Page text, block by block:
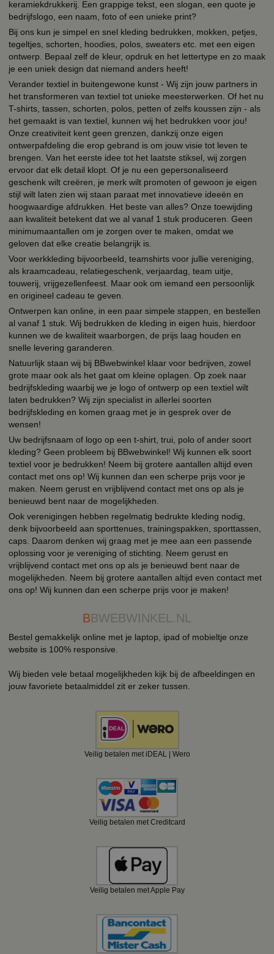
keramiekdrukkerij. Een grappige tekst, een slogan, een quote je
bedrijfslogo, een naam, foto of een unieke print?
Bij ons kun je simpel en snel kleding bedrukken, mokken, petjes,
tegeltjes, schorten, hoodies, polos, sweaters etc. met een eigen
ontwerp. Bepaal zelf de kleur, opdruk en het lettertype en zo maak
je een uniek design dat niemand anders heeft!
Verander textiel in buitengewone kunst - Wij zijn jouw partners in
het transformeren van textiel tot unieke meesterwerken. Of het nu
T-shirts, tassen, schorten, polos, petten of zelfs koussen zijn - als
het gemaakt is van textiel, kunnen wij het bedrukken voor jou!
Onze creativiteit kent geen grenzen, dankzij onze eigen
ontwerpafdeling die erop gebrand is om jouw visie tot leven te
brengen. Van het eerste idee tot het laatste stiksel, wij zorgen
ervoor dat elk detail klopt. Of je nu een gepersonaliseerd
geschenk wilt creëren, je merk wilt promoten of gewoon je eigen
stijl wilt laten zien wij staan paraat met innovatieve ideeën en
hoogwaardige afdrukken. Het beste van alles? Onze toewijding
aan kwaliteit betekent dat we al vanaf 1 stuk produceren. Geen
minimumaantallen om je zorgen over te maken, omdat we
geloven dat elke creatie belangrijk is.
Voor werkkleding bijvoorbeeld, teamshirts voor jullie vereniging,
als kraamcadeau, relatiegeschenk, verjaardag, team uitje,
touwerij, vrijgezellenfeest. Maar ook om iemand een persoonlijk
en origineel cadeau te geven.
Ontwerpen kan online, in een paar simpele stappen, en bestellen
al vanaf 1 stuk. Wij bedrukken de kleding in eigen huis, hierdoor
kunnen we de kwaliteit waarborgen, de prijs laag houden en
snelle levering garanderen.
Natuurlijk staan wij bij BBwebwinkel klaar voor bedrijven, zowel
grote maar ook als het gaat om kleine oplagen. Op zoek naar
bedrijfskleding waarbij we je logo of ontwerp op een textiel wilt
laten bedrukken? Wij zijn specialist in allerlei soorten
bedrijfskleding en komen graag met je in gesprek over de
wensen!
Uw bedrijfsnaam of logo op een t-shirt, trui, polo of ander soort
kleding? Geen probleem bij BBwebwinkel! Wij kunnen elk soort
textiel voor je bedrukken! Neem bij grotere aantallen altijd even
contact met ons op! Wij kunnen dan een scherpe prijs voor je
maken. Neem gerust en vrijblijvend contact met ons op als je
benieuwd bent naar de mogelijkheden.
Ook verenigingen hebben regelmatig bedrukte kleding nodig,
denk bijvoorbeeld aan sporttenues, trainingspakken, sporttassen,
caps. Daarom denken wij graag met je mee aan een passende
oplossing voor je vereniging of stichting. Neem gerust en
vrijblijvend contact met ons op als je benieuwd bent naar de
mogelijkheden. Neem bij grotere aantallen altijd even contact met
ons op! Wij kunnen dan een scherpe prijs voor je maken!
BBWEBWINKEL.NL
Bestel gemakkelijk online met je laptop, ipad of mobieltje onze
website is 100% responsive.
Wij bieden vele betaal mogelijkheden kijk bij de afbeeldingen en
jouw favoriete betaalmiddel zit er zeker tussen.
Veilig betalen met iDEAL | Wero
Veilig betalen met Creditcard
Veilig betalen met Apple Pay